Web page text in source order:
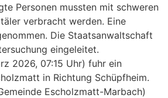
Personen mussten mit schweren
verbracht werden. Eine
Die Staatsanwaltschaft
eingeleitet.
2026, 07:15 Uhr) fuhr ein
in Richtung Schüpfheim.
Escholzmatt-Marbach)